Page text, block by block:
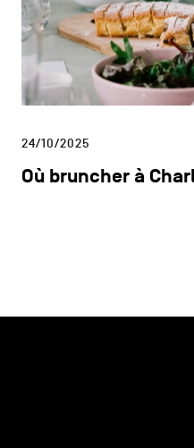
24/10/2025
Où bruncher à